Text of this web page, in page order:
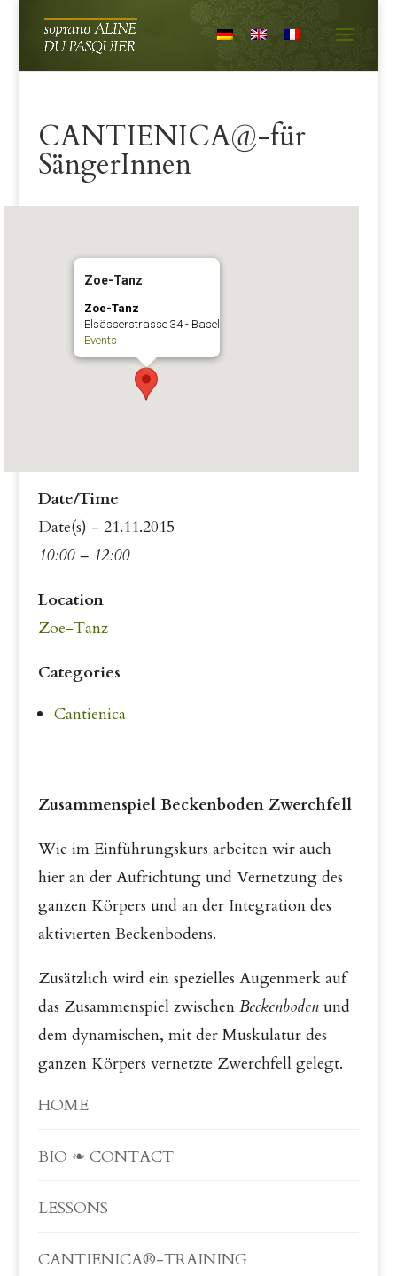
CANTIENICA@-für
SängerInnen
Zoe-Tanz
Zoe-Tanz
Elsässerstrasse 34 - Basel
Events
Date/Time
Date(s) - 21.11.2015
10:00 – 12:00
Location
Zoe-Tanz
Categories
Cantienica
Zusammenspiel Beckenboden Zwerchfell
Wie im Einführungskurs arbeiten wir auch
hier an der Aufrichtung und Vernetzung des
ganzen Körpers und an der Integration des
aktivierten Beckenbodens.
Zusätzlich wird ein spezielles Augenmerk auf
das Zusammenspiel zwischen Beckenbodenund
dem dynamischen, mit der Muskulatur des
ganzen Körpers vernetzte Zwerchfell gelegt.
HOME
BIO ❧ CONTACT
LESSONS
CANTIENICA®-TRAINING